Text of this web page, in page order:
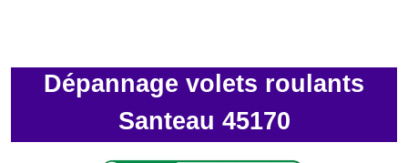
Dépannage volets roulants
Santeau 45170